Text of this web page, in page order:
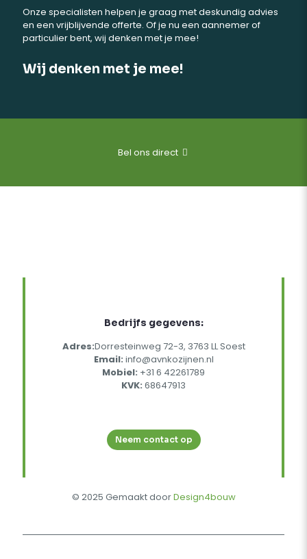
Onze specialisten helpen je graag met deskundig advies
en een vrijblijvende offerte. Of je nu een aannemer of
particulier bent, wij denken met je mee!
Wij denken met je mee!
Bel ons direct
Bedrijfs gegevens:
Adres:Dorresteinweg 72-3, 3763 LL Soest
Email: info@avnkozijnen.nl
Mobiel: +31 6 42261789
KVK: 68647913
Neem contact op
© 2025 Gemaakt doorDesign4bouw